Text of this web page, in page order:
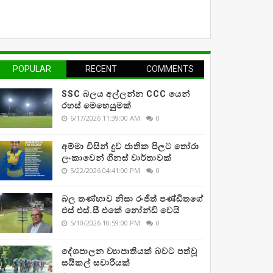
POPULAR RECENT COMMENTS
SSC බලය අල්ලන්න CCC යෙන්
රහස් මෙහෙයුමක්
6/17/2026 11:39:00 AM 0
අම්මා විසින් දුව ජාතික පිලට තෝරා
ලංකාවෙන් ගිනස් වාර්තාවක්
5/22/2026 04:41:00 PM 0
බල තණ්හාව නිසා රංජිත් පණ්ඩිතගේ
එස් එස්.සී එකේ නෝන්ඩි වෙයි
5/10/2026 10:59:00 PM 0
දේශපාලන ව්‍යාපෘතියක් බවට පත්වූ
සයිකල් සවාරියක්